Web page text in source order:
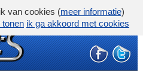
van cookies (meer informatie)
tonen ik ga akkoord met cookies